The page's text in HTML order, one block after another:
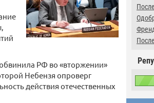
РФ во «вторжении»
Небензя опроверг
действия отечественных